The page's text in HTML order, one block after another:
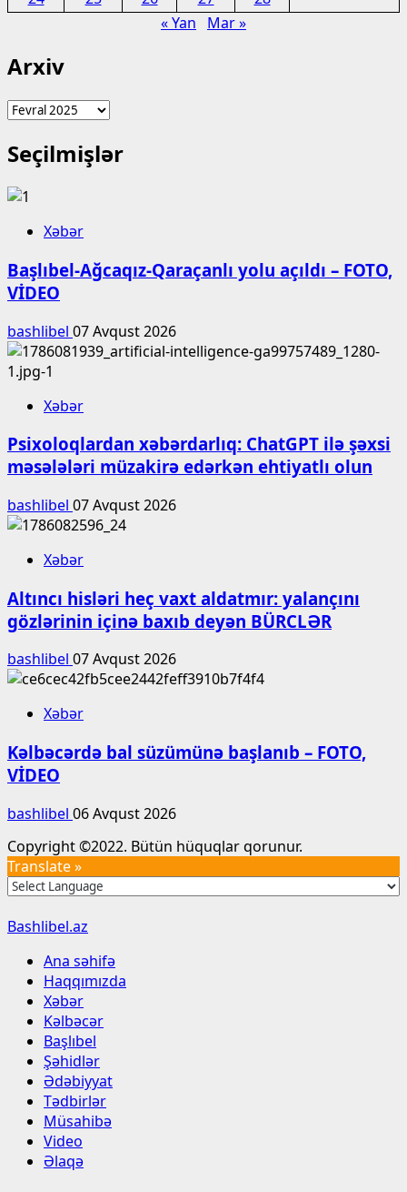
« Yan
Mar »
Arxiv
Arxiv
Seçilmişlər
Xəbər
Başlıbel-Ağcaqız-Qaraçanlı yolu açıldı – FOTO,
VİDEO
bashlibel 07 Avqust 2026
Xəbər
Psixoloqlardan xəbərdarlıq: ChatGPT ilə şəxsi
məsələləri müzakirə edərkən ehtiyatlı olun
bashlibel 07 Avqust 2026
Xəbər
Altıncı hisləri heç vaxt aldatmır: yalançını
gözlərinin içinə baxıb deyən BÜRCLƏR
bashlibel 07 Avqust 2026
Xəbər
Kəlbəcərdə bal süzümünə başlanıb – FOTO,
VİDEO
bashlibel 06 Avqust 2026
Copyright ©2022. Bütün hüquqlar qorunur.
Translate »
Bashlibel.az
Ana səhifə
Haqqımızda
Xəbər
Kəlbəcər
Başlıbel
Şəhidlər
Ədəbiyyat
Tədbirlər
Müsahibə
Video
Əlaqə